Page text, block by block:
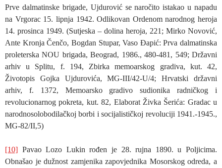
Prve dalmatinske brigade, Ujdurović se naročito istakao u napadu
na Vrgorac 15. lipnja 1942. Odlikovan Ordenom narodnog heroja
14. prosinca 1949. (Sutjeska – dolina heroja, 221; Mirko Novović,
Ante Kronja Čenčo, Bogdan Stupar, Vaso Đapić: Prva dalmatinska
proleterska NOU brigada, Beograd, 1986., 480-481, 549; Državni
arhiv u Splitu, f. 194, Zbirka memoarskog gradiva, kut. 42,
Životopis Gojka Ujdurovića, MG-III/42-U/4; Hrvatski državni
arhiv, f. 1372, Memoarsko gradivo sudionika radničkog i
revolucionarnog pokreta, kut. 82, Elaborat Živka Šerića: Gradac u
narodnosolobodilačkoj borbi i socijalističkoj revoluciji 1941.-1945.,
MG-82/II,5)
[10] Pavao Lozo Lukin rođen je 28. rujna 1890. u Poljicima.
Obnašao je dužnost zamjenika zapovjednika Mosorskog odreda, a